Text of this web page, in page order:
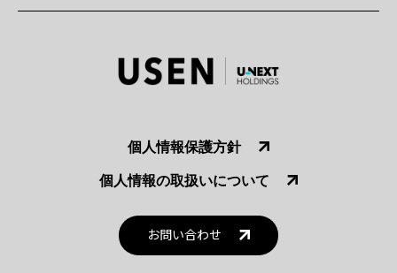
個人情報保護方針
個人情報の取扱いについて
お問い合わせ